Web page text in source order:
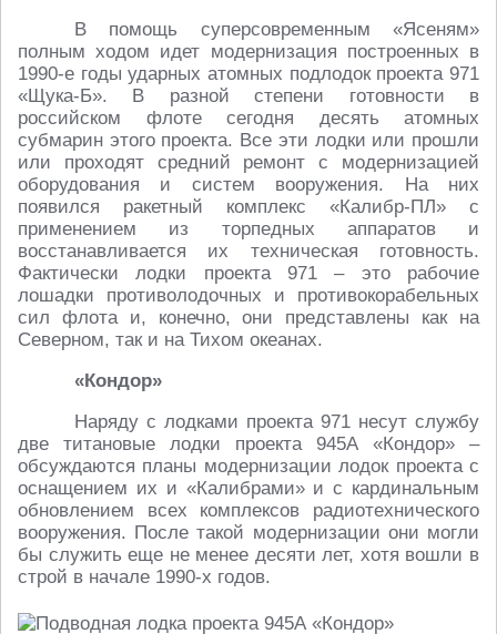
В помощь суперсовременным «Ясеням»
полным ходом идет модернизация построенных в
1990-е годы ударных атомных подлодок проекта 971
«Щука-Б». В разной степени готовности в
российском флоте сегодня десять атомных
субмарин этого проекта. Все эти лодки или прошли
или проходят средний ремонт с модернизацией
оборудования и систем вооружения. На них
появился ракетный комплекс «Калибр-ПЛ» с
применением из торпедных аппаратов и
восстанавливается их техническая готовность.
Фактически лодки проекта 971 – это рабочие
лошадки противолодочных и противокорабельных
сил флота и, конечно, они представлены как на
Северном, так и на Тихом океанах.
«Кондор»
Наряду с лодками проекта 971 несут службу
две титановые лодки проекта 945А «Кондор» –
обсуждаются планы модернизации лодок проекта с
оснащением их и «Калибрами» и с кардинальным
обновлением всех комплексов радиотехнического
вооружения. После такой модернизации они могли
бы служить еще не менее десяти лет, хотя вошли в
строй в начале 1990-х годов.